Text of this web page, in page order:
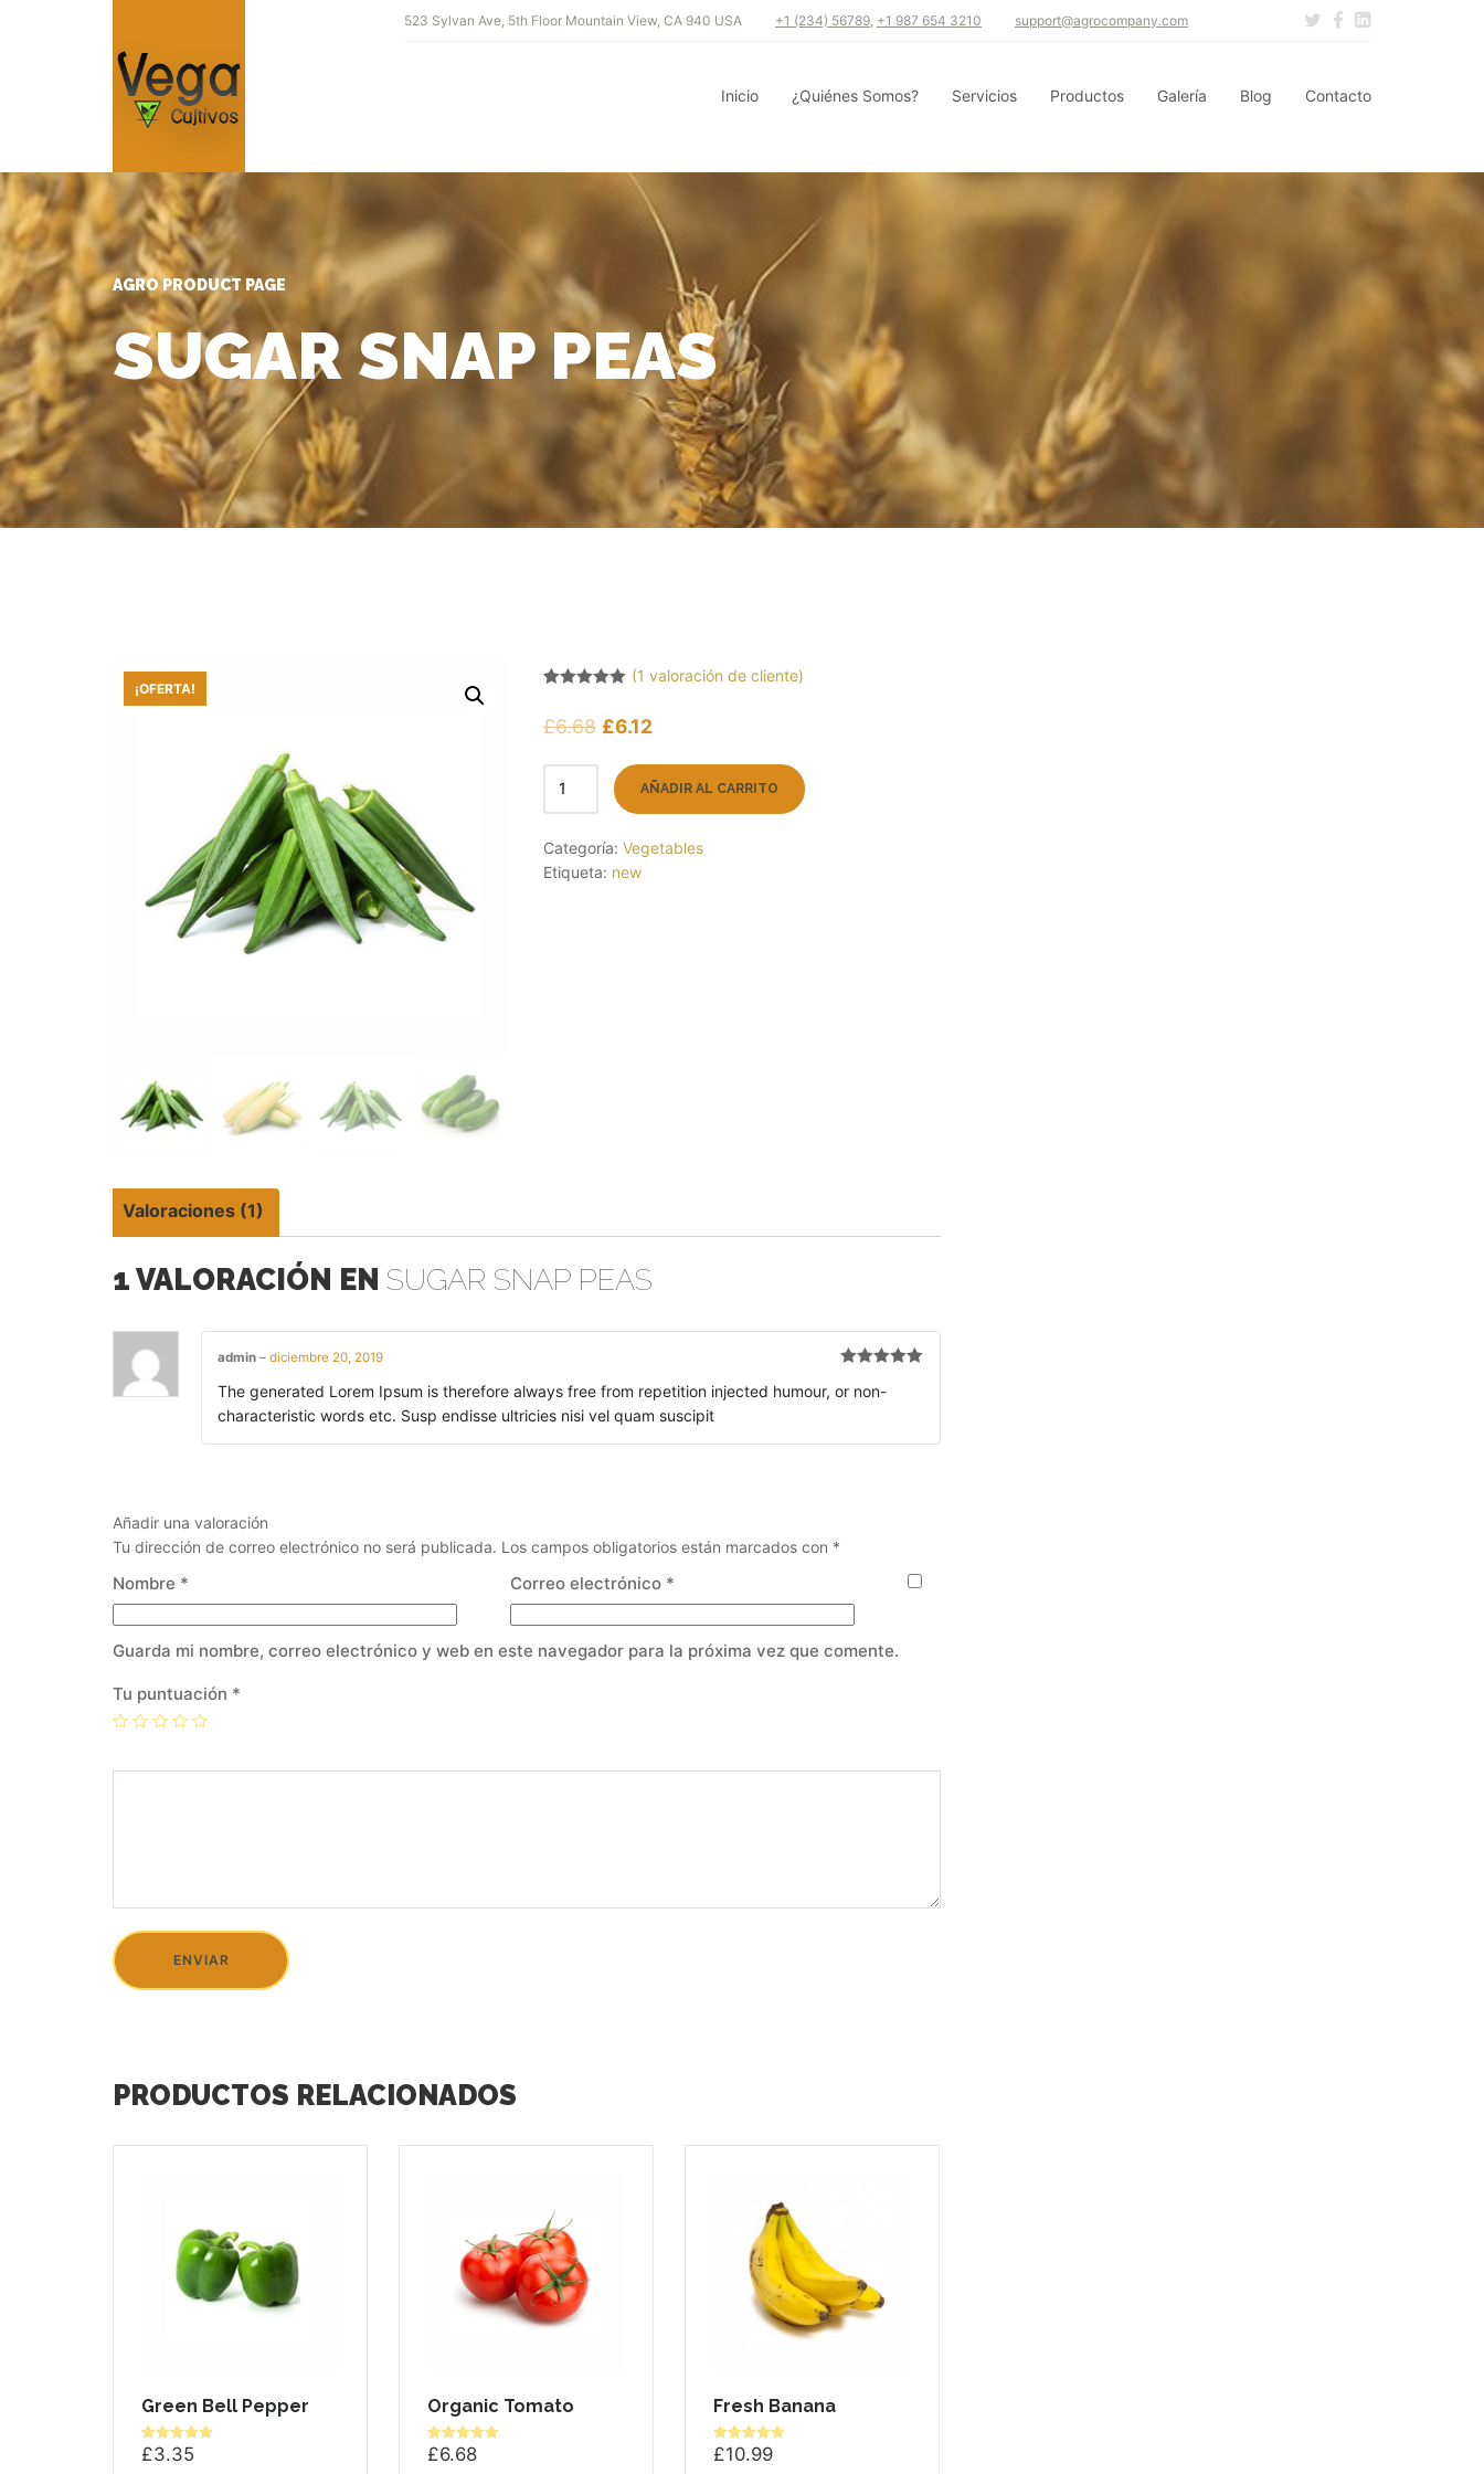
Inicio ¿Quiénes Somos? Servicios Productos Galería Blog Contacto
523 Sylvan Ave, 5th Floor Mountain View, CA 940 USA +1 (234) 56789, +1 987 654 3210 support@agrocompany.com
AGRO PRODUCT PAGE
SUGAR SNAP PEAS
¡OFERTA!
5 basado
puntuación
(1 valoración de cliente)
£6.68 £6.12
AÑADIR AL CARRITO
Categoría: Vegetables
Etiqueta: new
Valoraciones (1)
1 VALORACIÓN EN SUGAR SNAP PEAS
5de 5
admin – diciembre 20, 2019
The generated Lorem Ipsum is therefore always free from repetition injected humour, or non-
characteristic words etc. Susp endisse ultricies nisi vel quam suscipit
Añadir una valoración
Tu dirección de correo electrónico no será publicada. Los campos obligatorios están marcados con *
Nombre * Correo electrónico *
Guarda mi nombre, correo electrónico y web en este navegador para la próxima vez que comente.
Tu puntuación *
PRODUCTOS RELACIONADOS
Green Bell Pepper
Valorado en
5.00
£3.35
Organic Tomato
Valorado en
5.00
£6.68
Fresh Banana
Valorado en
5.00
£10.99